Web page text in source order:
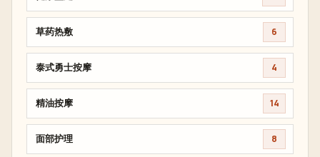
草药热敷 6
泰式勇士按摩 4
精油按摩 14
面部护理 8